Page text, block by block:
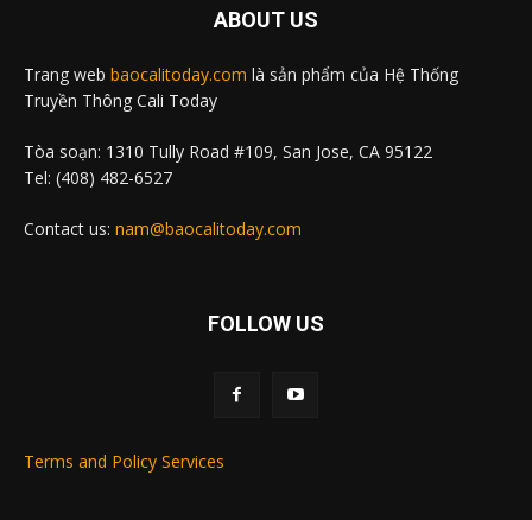
ABOUT US
Trang web baocalitoday.com là sản phẩm của Hệ Thống
Truyền Thông Cali Today
Tòa soạn: 1310 Tully Road #109, San Jose, CA 95122
Tel: (408) 482-6527
Contact us: nam@baocalitoday.com
FOLLOW US
Terms and Policy Services